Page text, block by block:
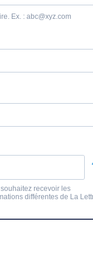
Ex. : abc@xyz.com
recevoir les
différentes de La